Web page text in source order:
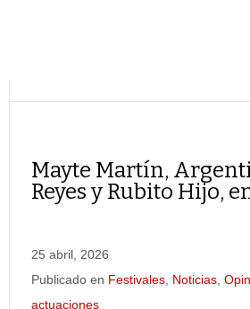
Mayte Martín,
Reyes y Rubito Hijo,
25 abril, 2026
Publicado en Festivales Noticias
actuaciones